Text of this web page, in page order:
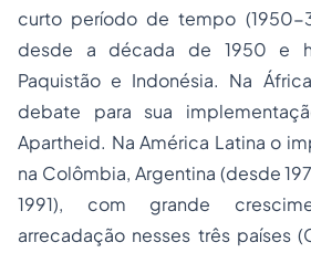
curto período de tempo (1950-
desde a década de 1950 e
Paquistão e Indonésia. Na
debate para sua
Apartheid. Na América Latina o
na Colômbia, Argentina (desde
1991), com grande
arrecadação nesses três países